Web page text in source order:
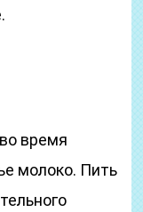
время
молоко. Пить